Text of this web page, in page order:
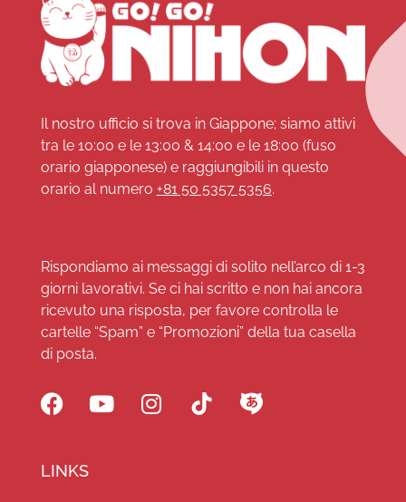
Il nostro ufficio si trova in Giappone; siamo attivi
tra le 10:00 e le 13:00 & 14:00 e le 18:00 (fuso
orario giapponese) e raggiungibili in questo
orario al numero +81 50 5357 5356.
Rispondiamo ai messaggi di solito nell’arco di 1-3
giorni lavorativi. Se ci hai scritto e non hai ancora
ricevuto una risposta, per favore controlla le
cartelle “Spam” e “Promozioni” della tua casella
di posta.
LINKS